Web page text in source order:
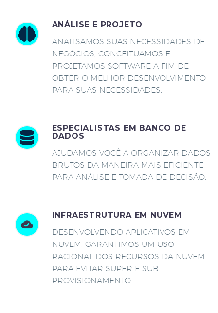
ANÁLISE E PROJETO
ANALISAMOS SUAS NECESSIDADES DE
NEGÓCIOS, CONCEITUAMOS E
PROJETAMOS SOFTWARE A FIM DE
OBTER O MELHOR DESENVOLVIMENTO
PARA SUAS NECESSIDADES.
ESPECIALISTAS EM BANCO DE
DADOS
AJUDAMOS VOCÊ A ORGANIZAR DADOS
BRUTOS DA MANEIRA MAIS EFICIENTE
PARA ANÁLISE E TOMADA DE DECISÃO.
INFRAESTRUTURA EM NUVEM
DESENVOLVENDO APLICATIVOS EM
NUVEM, GARANTIMOS UM USO
RACIONAL DOS RECURSOS DA NUVEM
PARA EVITAR SUPER E SUB
PROVISIONAMENTO.